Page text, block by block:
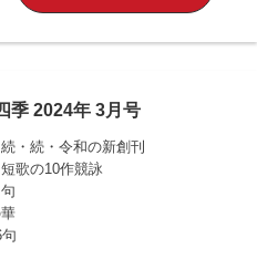
季 2024年 3月号
・続・令和の新創刊
歌の10作競詠